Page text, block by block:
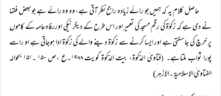
حاصل کلام یہ کہ ہمیں جو رائے زیادہ راجح نظر آتی ہے، وہ وہ رائے ہے جو بعض فقہا
نے دی ہے کہ زکوٰۃ کی رقم مسجد کی تعمیر اور اس طرح کے دیگر نیکی اوررفاہ عامہ کے کاموں
پر خرچ کی جاسکتی ہے اور ایسا کرنے سے زکوٰۃ دینے والے کی زکوٰۃ ادا ہوجاتی ہے او راسے
پورا ثواب ملتاہے۔ (
فتاویٰ الذکوۃ، بیت الذکوۃ کویت ۱۹۸۸۔ع ،ص ۱۵۰ ۔۱۵۱ بحوالہ
الفتاویٰ الاسلامیۃ ۔الازہر)